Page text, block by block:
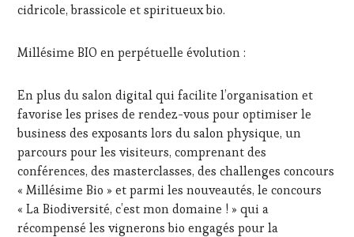
INVITATIONS
WINE
MÉDIAS,
PRESSE
ÉCRITE,
RADIO,
TV,
WEB,
OENOTOURISME
PALETTE,
PARTENAIRES
VIN
cidricole, brassicole et spiritueux bio.
Millésime BIO en perpétuelle évolution :
En plus du salon digital qui facilite l’organisation et
favorise les prises de rendez-vous pour optimiser le
business des exposants lors du salon physique, un
parcours pour les visiteurs, comprenant des
conférences, des masterclasses, des challenges concours
« Millésime Bio » et parmi les nouveautés, le concours
« La Biodiversité, c’est mon domaine ! » qui a
récompensé les vignerons bio engagés pour la